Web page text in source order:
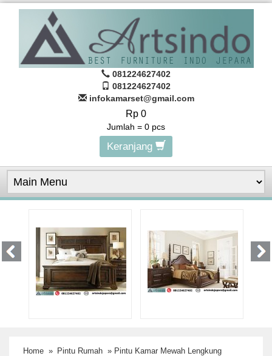
081224627402
081224627402
infokamarset@gmail.com
Rp 0
Jumlah = 0 pcs
Keranjang
Home » Pintu Rumah » Pintu Kamar Mewah Lengkung